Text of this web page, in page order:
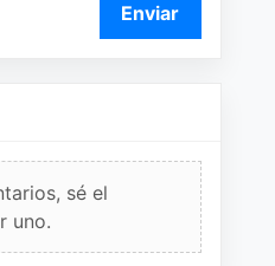
Enviar
sé el
uno.